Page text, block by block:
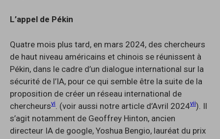
L’appel de Pékin
Quatre mois plus tard, en mars 2024, des chercheurs
de haut niveau américains et chinois se réunissent à
Pékin, dans le cadre d’un dialogue international sur la
sécurité de l’IA, pour ce qui semble être la suite de la
proposition de créer un réseau international de
chercheursvi . (voir aussi notre article d’Avril 2024vii). Il
s’agit notamment de Geoffrey Hinton, ancien
directeur IA de google, Yoshua Bengio, lauréat du prix